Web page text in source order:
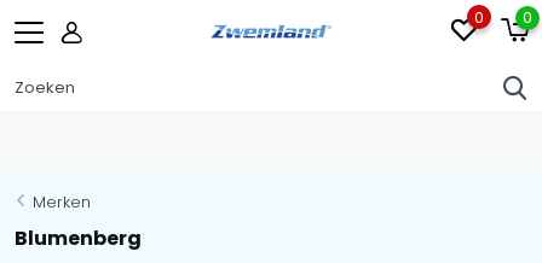
0 0
Merken
Blumenberg